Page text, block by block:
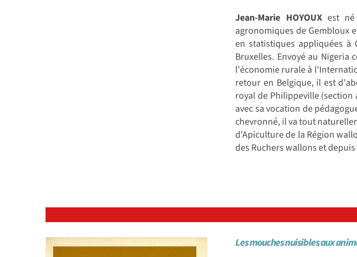
Jean-Marie HOYOUXest né
agronomiques de Gembloux
en statistiques appliquées
Bruxelles. Envoyé au Nigeria
l'économie rurale à
retour en Belgique, il est
royal de Philippeville
avec sa vocation de
chevronné, il va tout
d'Apiculture de la Région
des Ruchers wallons et
Les mouches nuisibles aux